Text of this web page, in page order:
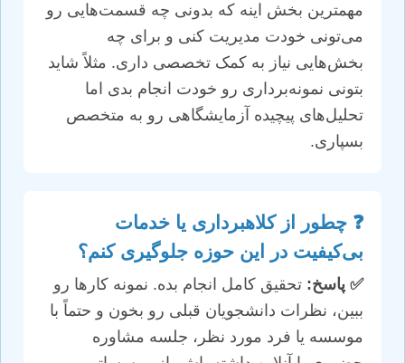
مهمترین بخش اینه که بدونی چه قسمت‌هایی رو
می‌تونی خودت مدیریت کنی و برای چه
بخش‌هایی نیاز به کمک تخصصی داری. مثلاً شاید
بتونی نمونه‌برداری رو خودت انجام بدی اما
تحلیل‌های پیچیده آزمایشگاهی رو به متخصص
بسپاری.
❓ چطور از کلاهبرداری یا خدمات
بی‌کیفیت در این حوزه جلوگیری کنم؟
✅ پاسخ: تحقیق کامل انجام بده. نمونه کارها رو
ببین، نظرات دانشجویان قبلی رو بخون و حتماً با
موسسه یا فرد مورد نظر، جلسه مشاوره